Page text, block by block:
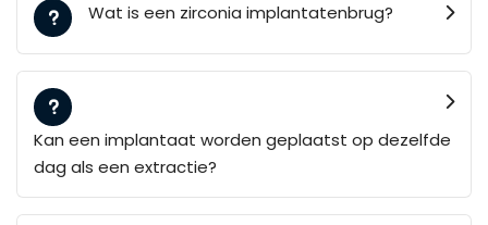
Wat is een zirconia implantatenbrug?
Kan een implantaat worden geplaatst op dezelfde
dag als een extractie?